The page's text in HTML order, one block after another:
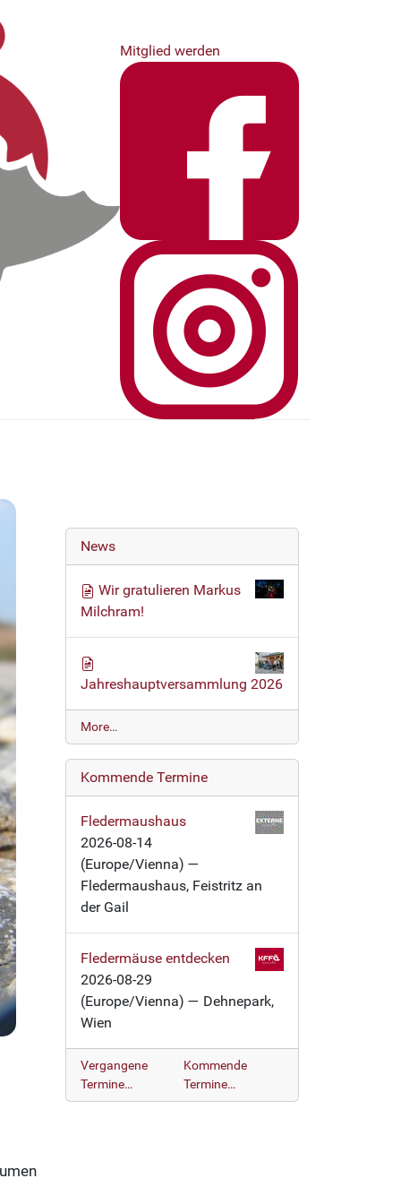
Mitglied werden
News
Wir gratulieren Markus
Milchram!
Jahreshauptversammlung 2026
N
e
w
s
-
More…
Kommende Termine
Fledermaushaus
2026-08-14
(Europe/Vienna) —
Fledermaushaus, Feistritz an
der Gail
Fledermäuse entdecken
2026-08-29
(Europe/Vienna) — Dehnepark,
Wien
Vergangene
Termine…
Kommende
Termine…